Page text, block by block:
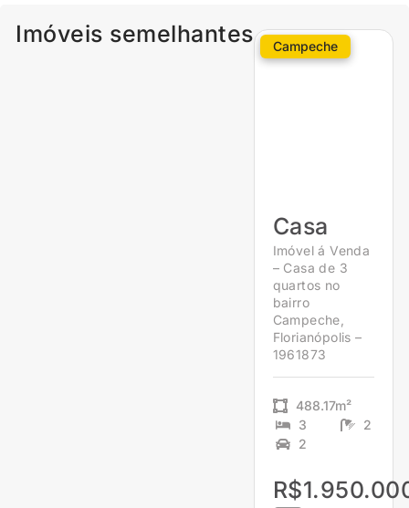
Imóveis semelhantes Campeche
Casa
Imóvel á Venda
– Casa de 3
quartos no
bairro
Campeche,
Florianópolis –
1961873
488.17m²
3
2
2